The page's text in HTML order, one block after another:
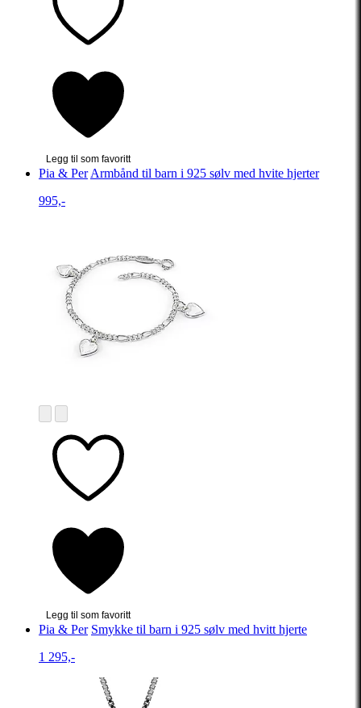
Legg til som favoritt
Pia & Per Armbånd til barn i 925 sølv med hvite hjerter
995,-
Legg til som favoritt
Pia & Per Smykke til barn i 925 sølv med hvitt hjerte
1 295,-